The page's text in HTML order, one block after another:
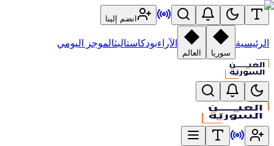
انضم إلينا
الرئيسية
سوريا العالم
الآراءبودكاستالبثالموجز اليومي